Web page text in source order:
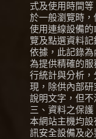
式及使用時間等
於一般瀏覽時
使用連線設備的
覽及點選資料
依據，此記錄為
為提供精確的
行統計與分析
現，除供內部
說明文字，但不
三、資料之保護
本網站主機均
訊安全設備及